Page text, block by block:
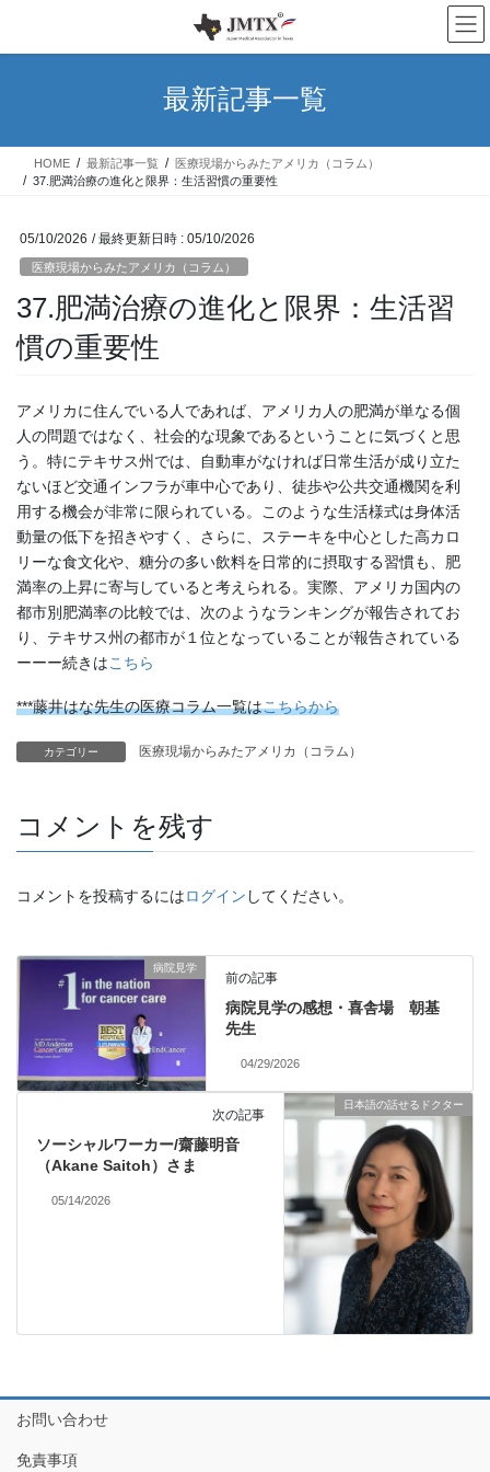
テ
ス
ゲ
ン
最新記事一覧
HOME 最新記事一覧
医療現場からみたアメリカ（コラム）
37.肥満治療の進化と限界：生活習慣の重要性
05/10/2026 / 最終更新日時 : 05/10/2026
医療現場からみたアメリカ（コラム）
37.肥満治療の進化と限界：生活習
慣の重要性
アメリカに住んでいる人であれば、アメリカ人の肥満が単なる個
人の問題ではなく、社会的な現象であるということに気づくと思
う。特にテキサス州では、自動車がなければ日常生活が成り立た
ないほど交通インフラが車中心であり、徒歩や公共交通機関を利
用する機会が非常に限られている。このような生活様式は身体活
動量の低下を招きやすく、さらに、ステーキを中心とした高カロ
リーな食文化や、糖分の多い飲料を日常的に摂取する習慣も、肥
満率の上昇に寄与していると考えられる。実際、アメリカ国内の
都市別肥満率の比較では、次のようなランキングが報告されてお
り、テキサス州の都市が１位となっていることが報告されている
ーーー続きはこちら
***藤井はな先生の医療コラム一覧はこちらから
カテゴリー 医療現場からみたアメリカ（コラム）
コメントを残す
コメントを投稿するにはログイン してください。
病院見学
前の記事
病院見学の感想・喜舎場 朝基
先生
04/29/2026
日本語の話せるドクター
次の記事
ソーシャルワーカー/齋藤明音
（Akane Saitoh）さま
05/14/2026
お問い合わせ
免責事項